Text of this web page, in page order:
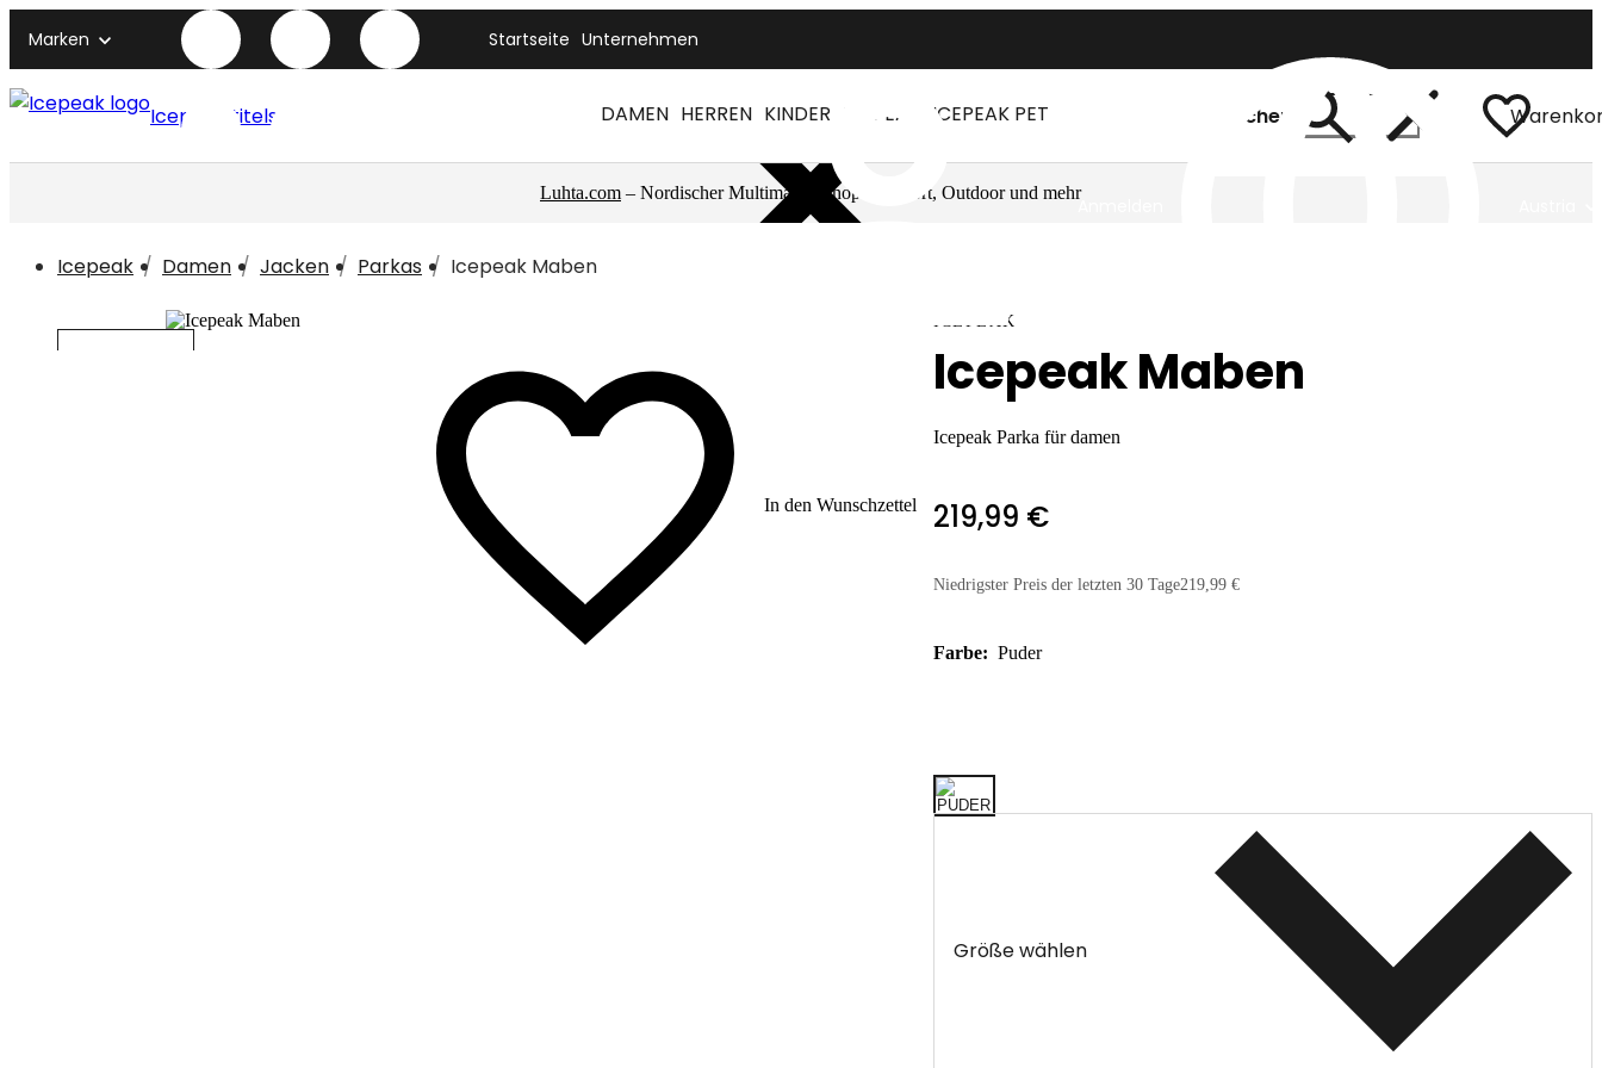
Marken Startseite Unternehmen
Anmelden
Icepeak titelseite DAMEN HERREN KINDER ICEPEAK ICEPEAK PET Suchen
Luhta.com – Nordischer Multimarkenshop für Sport, Outdoor und mehr
Icepeak Damen Jacken Parkas Icepeak Maben
In den Wunschzettel
ICEPEAK
Icepeak Maben
Icepeak Parka für damen
219,99 €
Niedrigster Preis der letzten 30 Tage219,99 €
Farbe: Puder
Größe wählen